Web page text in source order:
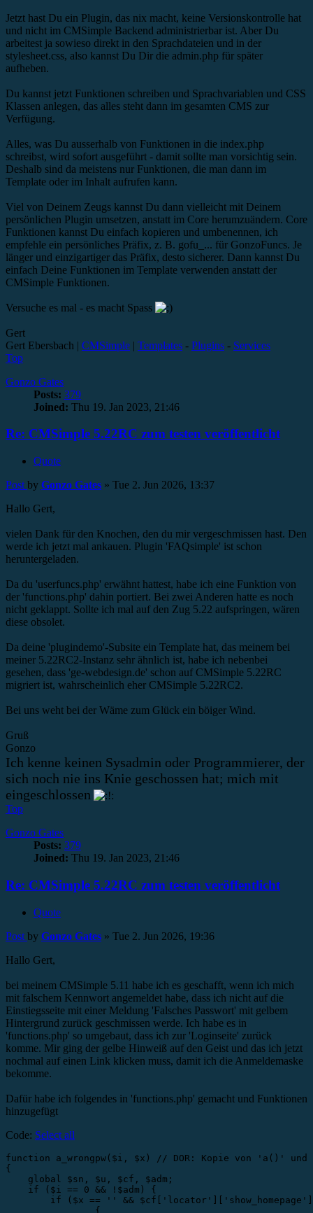
Jetzt hast Du ein Plugin, das nix macht, keine Versionskontrolle hat
und nicht im CMSimple Backend administrierbar ist. Aber Du
arbeitest ja sowieso direkt in den Sprachdateien und in der
stylesheet.css, also kannst Du Dir die admin.php für später
aufheben.
Du kannst jetzt Funktionen schreiben und Sprachvariablen und CSS
Klassen anlegen, das alles steht dann im gesamten CMS zur
Verfügung.
Alles, was Du ausserhalb von Funktionen in die index.php
schreibst, wird sofort ausgeführt - damit sollte man vorsichtig sein.
Deshalb sind da meistens nur Funktionen, die man dann im
Template oder im Inhalt aufrufen kann.
Viel von Deinem Zeugs kannst Du dann vielleicht mit Deinem
persönlichen Plugin umsetzen, anstatt im Core herumzuändern. Core
Funktionen kannst Du einfach kopieren und umbenennen, ich
empfehle ein persönliches Präfix, z. B. gofu_... für GonzoFuncs. Je
länger und einzigartiger das Präfix, desto sicherer. Dann kannst Du
einfach Deine Funktionen im Template verwenden anstatt der
CMSimple Funktionen.
Versuche es mal - es macht Spass
Gert
Gert Ebersbach | CMSimple | Templates - Plugins - Services
Top
Gonzo Gates
Posts: 379
Joined: Thu 19. Jan 2023, 21:46
Re: CMSimple 5.22RC zum testen veröffentlicht
Quote
Post by Gonzo Gates » Tue 2. Jun 2026, 13:37
Hallo Gert,
vielen Dank für den Knochen, den du mir vergeschmissen hast. Den
werde ich jetzt mal ankauen. Plugin 'FAQsimple' ist schon
heruntergeladen.
Da du 'userfuncs.php' erwähnt hattest, habe ich eine Funktion von
der 'functions.php' dahin portiert. Bei zwei Anderen hatte es noch
nicht geklappt. Sollte ich mal auf den Zug 5.22 aufspringen, wären
diese obsolet.
Da deine 'plugindemo'-Subsite ein Template hat, das meinem bei
meiner 5.22RC2-Instanz sehr ähnlich ist, habe ich nebenbei
gesehen, dass 'ge-webdesign.de' schon auf CMSimple 5.22RC
migriert ist, wahrscheinlich eher CMSimple 5.22RC2.
Bei uns weht bei der Wäme zum Glück ein böiger Wind.
Gruß
Gonzo
Ich kenne keinen Sysadmin oder Programmierer, der
sich noch nie ins Knie geschossen hat; mich mit
eingeschlossen
Top
Gonzo Gates
Posts: 379
Joined: Thu 19. Jan 2023, 21:46
Re: CMSimple 5.22RC zum testen veröffentlicht
Quote
Post by Gonzo Gates » Tue 2. Jun 2026, 19:36
Hallo Gert,
bei meinem CMSimple 5.11 habe ich es geschafft, wenn ich mich
mit falschem Kennwort angemeldet habe, dass ich nicht auf die
Einstiegsseite mit einer Meldung 'Falsches Passwort' mit gelbem
Hintergrund zurück geschmissen werde. Ich habe es in
'functions.php' so umgebaut, dass ich zur 'Loginseite' zurück
komme. Mir ging der gelbe Hinweiß auf den Geist und das ich jetzt
nochmal auf einen Link klicken muss, damit ich die Anmeldemaske
bekomme.
Dafür habe ich folgendes in 'functions.php' gemacht und Funktionen
hinzugefügt
Code: Select all
function a_wrongpw($i, $x) // DOR: Kopie von 'a()' und
{
    global $sn, $u, $cf, $adm;
    if ($i == 0 && !$adm) {
if ($x == '' &&